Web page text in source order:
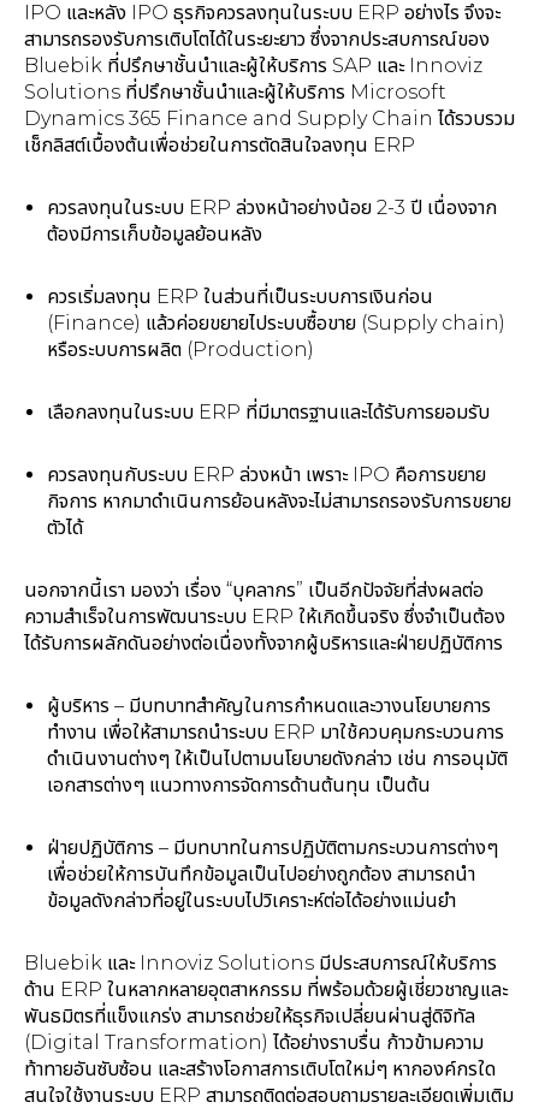
IPO และหลัง IPO ธุรกิจควรลงทุนในระบบ ERP อย่างไร จึงจะ
สามารถรองรับการเติบโตได้ในระยะยาว ซึ่งจากประสบการณ์ของ
Bluebik ที่ปรึกษาชั้นนำและผู้ให้บริการ SAP และ Innoviz
Solutions ที่ปรึกษาชั้นนำและผู้ให้บริการ Microsoft
Dynamics 365 Finance and Supply Chain ได้รวบรวม
เช็กลิสต์เบื้องต้นเพื่อช่วยในการตัดสินใจลงทุน ERP
ควรลงทุนในระบบ ERP ล่วงหน้าอย่างน้อย 2-3 ปี เนื่องจาก
ต้องมีการเก็บข้อมูลย้อนหลัง
ควรเริ่มลงทุน ERP ในส่วนที่เป็นระบบการเงินก่อน
(Finance) แล้วค่อยขยายไประบบซื้อขาย (Supply chain)
หรือระบบการผลิต (Production)
เลือกลงทุนในระบบ ERP ที่มีมาตรฐานและได้รับการยอมรับ
ควรลงทุนกับระบบ ERP ล่วงหน้า เพราะ IPO คือการขยาย
กิจการ หากมาดำเนินการย้อนหลังจะไม่สามารถรองรับการขยาย
ตัวได้
นอกจากนี้เรา มองว่า เรื่อง “บุคลากร” เป็นอีกปัจจัยที่ส่งผลต่อ
ความสำเร็จในการพัฒนาระบบ ERP ให้เกิดขึ้นจริง ซึ่งจำเป็นต้อง
ได้รับการผลักดันอย่างต่อเนื่องทั้งจากผู้บริหารและฝ่ายปฏิบัติการ
ผู้บริหาร – มีบทบาทสำคัญในการกำหนดและวางนโยบายการ
ทำงาน เพื่อให้สามารถนำระบบ ERP มาใช้ควบคุมกระบวนการ
ดำเนินงานต่างๆ ให้เป็นไปตามนโยบายดังกล่าว เช่น การอนุมัติ
เอกสารต่างๆ แนวทางการจัดการด้านต้นทุน เป็นต้น
ฝ่ายปฏิบัติการ – มีบทบาทในการปฏิบัติตามกระบวนการต่างๆ
เพื่อช่วยให้การบันทึกข้อมูลเป็นไปอย่างถูกต้อง สามารถนำ
ข้อมูลดังกล่าวที่อยู่ในระบบไปวิเคราะห์ต่อได้อย่างแม่นยำ
Bluebik และ Innoviz Solutions มีประสบการณ์ให้บริการ
ด้าน ERP ในหลากหลายอุตสาหกรรม ที่พร้อมด้วยผู้เชี่ยวชาญและ
พันธมิตรที่แข็งแกร่ง สามารถช่วยให้ธุรกิจเปลี่ยนผ่านสู่ดิจิทัล
(Digital Transformation) ได้อย่างราบรื่น ก้าวข้ามความ
ท้าทายอันซับซ้อน และสร้างโอกาสการเติบโตใหม่ๆ หากองค์กรใด
สนใจใช้งานระบบ ERP สามารถติดต่อสอบถามรายละเอียดเพิ่มเติม